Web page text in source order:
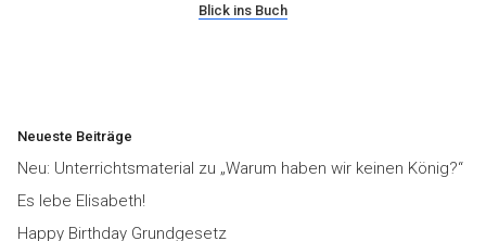
Blick ins Buch
Neueste Beiträge
Neu: Unterrichtsmaterial zu „Warum haben wir keinen König?“
Es lebe Elisabeth!
Happy Birthday Grundgesetz